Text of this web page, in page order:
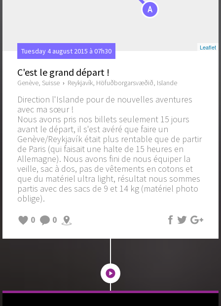
A
Leaflet
Tuesday 4 august 2015 à 07h30
C'est le grand départ !
Genève, Suisse › Reykjavík, Höfuðborgarsvæðið, Islande
Direction l'Islande pour de nouvelles aventures
avec ma sœur !
Nous avons pris nos billets seulement 15 jours
avant le départ, il s'est avéré que faire un
Genève/Reykjavík était plus rentable que de partir
de Paris (qui faisait une halte de 15 heures en
Allemagne). Nous avons fini de nous équiper la
veille, sac à dos, pas de vêtements en cotons et
que du matériel ultra light, résultat nous sommes
partis avec des sacs de 9 et 14 kg (matériel photo
oblige).
0
0